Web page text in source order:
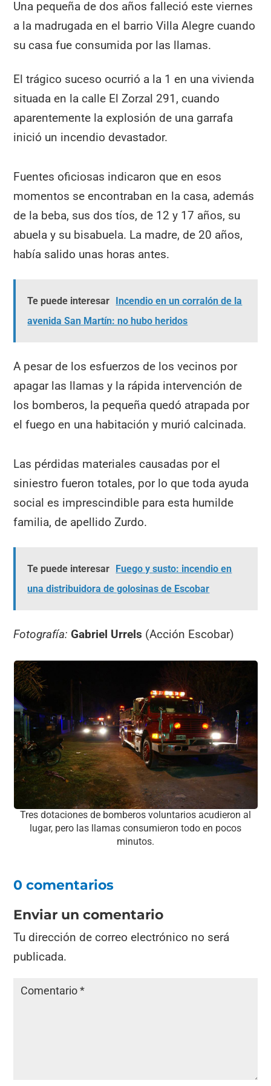
Una pequeña de dos años falleció este viernes
a la madrugada en el barrio Villa Alegre cuando
su casa fue consumida por las llamas.
El trágico suceso ocurrió a la 1 en una vivienda
situada en la calle El Zorzal 291, cuando
aparentemente la explosión de una garrafa
inició un incendio devastador.
Fuentes oficiosas indicaron que en esos
momentos se encontraban en la casa, además
de la beba, sus dos tíos, de 12 y 17 años, su
abuela y su bisabuela. La madre, de 20 años,
había salido unas horas antes.
Te puede interesar Incendio en un corralón de la
avenida San Martín: no hubo heridos
A pesar de los esfuerzos de los vecinos por
apagar las llamas y la rápida intervención de
los bomberos, la pequeña quedó atrapada por
el fuego en una habitación y murió calcinada.
Las pérdidas materiales causadas por el
siniestro fueron totales, por lo que toda ayuda
social es imprescindible para esta humilde
familia, de apellido Zurdo.
Te puede interesar Fuego y susto: incendio en
una distribuidora de golosinas de Escobar
Fotografía: Gabriel Urrels (Acción Escobar)
Tres dotaciones de bomberos voluntarios acudieron al
lugar, pero las llamas consumieron todo en pocos
minutos.
0 comentarios
Enviar un comentario
Tu dirección de correo electrónico no será
publicada.